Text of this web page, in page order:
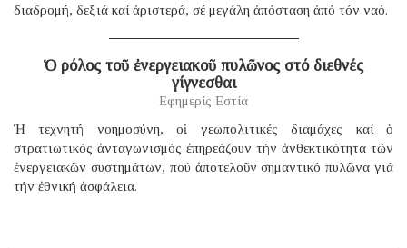
διαδρομή, δεξιά καί ἀριστερά, σέ μεγάλη ἀπόσταση ἀπό τόν ναό.
Ὁ ρόλος τοῦ ἐνεργειακοῦ πυλῶνος στό διεθνές
γίγνεσθαι
Εφημερίς Εστία
Ἡ τεχνητή νοημοσύνη, οἱ γεωπολιτικές διαμάχες καί ὁ
στρατιωτικός ἀνταγωνισμός ἐπηρεάζουν τήν ἀνθεκτικότητα τῶν
ἐνεργειακῶν συστημάτων, πού ἀποτελοῦν σημαντικό πυλῶνα γιά
τήν ἐθνική ἀσφάλεια.